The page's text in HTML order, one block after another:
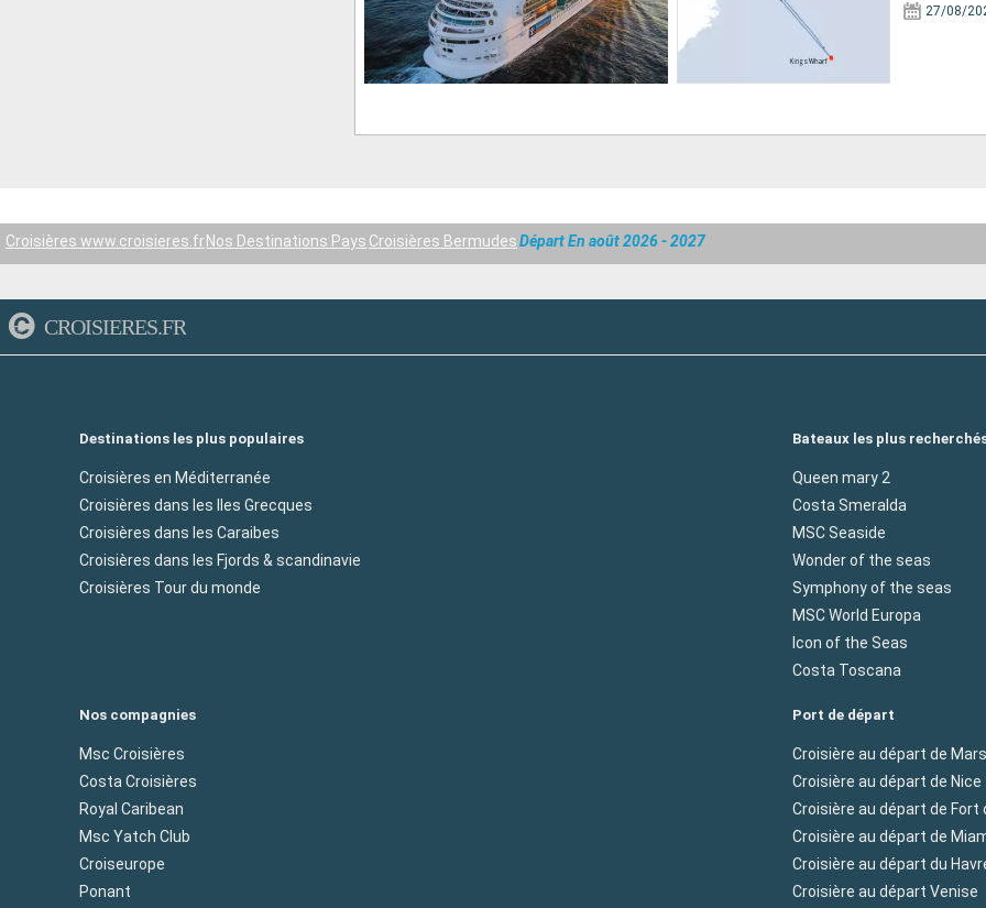
27/08/
Croisières www.croisieres.fr Nos Destinations Pays Croisières BermudesDépart En août 2026 - 2027
CROISIERES.FR
Destinations les plus populaires
Croisières en Méditerranée
Croisières dans les Iles Grecques
Croisières dans les Caraibes
Croisières dans les Fjords & scandinavie
Croisières Tour du monde
Bateaux les plus
Queen mary 2
Costa Smeralda
MSC Seaside
Wonder of the seas
Symphony of the seas
MSC World Europa
Icon of the Seas
Costa Toscana
Nos compagnies
Msc Croisières
Costa Croisières
Royal Caribean
Msc Yatch Club
Croiseurope
Ponant
Port de départ
Croisière au départ de
Croisière au départ de Nice
Croisière au départ de Fort
Croisière au départ de
Croisière au départ du
Croisière au départ Venise